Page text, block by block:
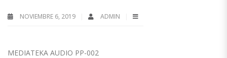
NOVIEMBRE 6, 2019 ADMIN
MEDIATEKA AUDIO PP-002